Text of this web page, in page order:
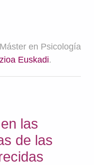
en Psicología
Euskadi.
las
de las